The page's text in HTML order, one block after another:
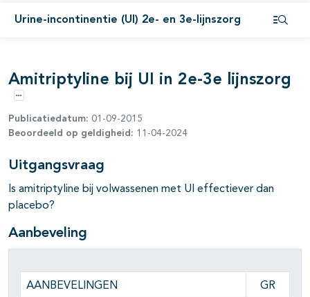
Urine-incontinentie (UI) 2e- en 3e-lijnszorg
open- en dichtklappen
Amitriptyline bij UI in 2e-3e lijnszorg
Opties
Publicatiedatum: 01-09-2015
Beoordeeld op geldigheid: 11-04-2024
Uitgangsvraag
Is amitriptyline bij volwassenen met UI effectiever dan
placebo?
Aanbeveling
AANBEVELINGEN GR